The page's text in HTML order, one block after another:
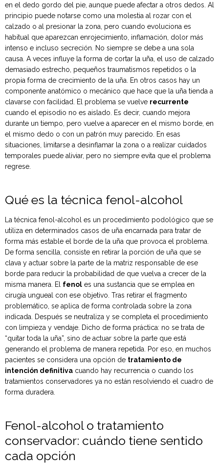
en el dedo gordo del pie, aunque puede afectar a otros dedos. Al
principio puede notarse como una molestia al rozar con el
calzado o al presionar la zona, pero cuando evoluciona es
habitual que aparezcan enrojecimiento, inflamación, dolor más
intenso e incluso secreción. No siempre se debe a una sola
causa. A veces influye la forma de cortar la uña, el uso de calzado
demasiado estrecho, pequeños traumatismos repetidos o la
propia forma de crecimiento de la uña. En otros casos hay un
componente anatómico o mecánico que hace que la uña tienda a
clavarse con facilidad. El problema se vuelve recurrente
cuando el episodio no es aislado. Es decir, cuando mejora
durante un tiempo, pero vuelve a aparecer en el mismo borde, en
el mismo dedo o con un patrón muy parecido. En esas
situaciones, limitarse a desinflamar la zona o a realizar cuidados
temporales puede aliviar, pero no siempre evita que el problema
regrese.
Qué es la técnica fenol-alcohol
La técnica fenol-alcohol es un procedimiento podológico que se
utiliza en determinados casos de uña encarnada para tratar de
forma más estable el borde de la uña que provoca el problema.
De forma sencilla, consiste en retirar la porción de uña que se
clava y actuar sobre la parte de la matriz responsable de ese
borde para reducir la probabilidad de que vuelva a crecer de la
misma manera. El fenol es una sustancia que se emplea en
cirugía ungueal con ese objetivo. Tras retirar el fragmento
problemático, se aplica de forma controlada sobre la zona
indicada. Después se neutraliza y se completa el procedimiento
con limpieza y vendaje. Dicho de forma práctica: no se trata de
“quitar toda la uña”, sino de actuar sobre la parte que está
generando el problema de manera repetida. Por eso, en muchos
pacientes se considera una opción de tratamiento de
intención definitiva cuando hay recurrencia o cuando los
tratamientos conservadores ya no están resolviendo el cuadro de
forma duradera.
Fenol-alcohol o tratamiento
conservador: cuándo tiene sentido
cada opción